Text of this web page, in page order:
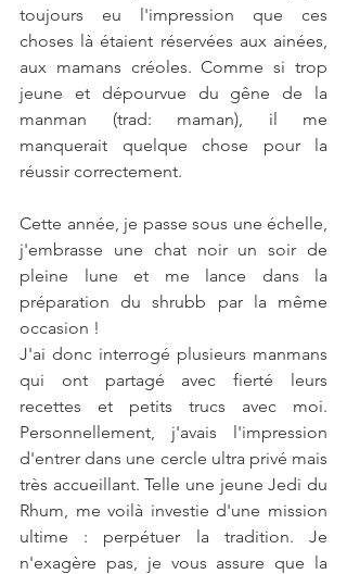
toujours eu l'impression que ces
choses là étaient réservées aux ainées,
aux mamans créoles. Comme si trop
jeune et dépourvue du gêne de la
manman (trad: maman), il me
manquerait quelque chose pour la
réussir correctement.
Cette année, je passe sous une échelle,
j'embrasse une chat noir un soir de
pleine lune et me lance dans la
préparation du shrubb par la même
occasion !
J'ai donc interrogé plusieurs manmans
qui ont partagé avec fierté leurs
recettes et petits trucs avec moi.
Personnellement, j'avais l'impression
d'entrer dans une cercle ultra privé mais
très accueillant. Telle une jeune Jedi du
Rhum, me voilà investie d'une mission
ultime : perpétuer la tradition. Je
n'exagère pas, je vous assure que la